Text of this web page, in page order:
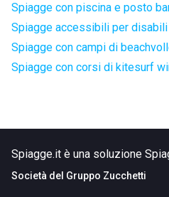
Spiagge con piscina e posto
Spiagge accessibili per disabili
Spiagge con campi di
Spiagge con corsi di kitesurf
Spiagge.it è una soluzione
Società del Gruppo Zucchetti